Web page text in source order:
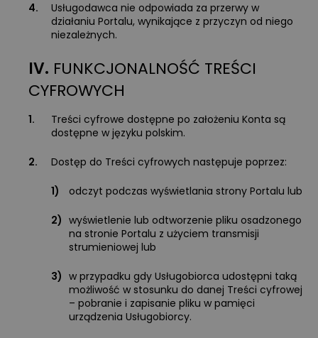
4.
Usługodawca nie odpowiada za przerwy w
działaniu Portalu, wynikające z przyczyn od niego
niezależnych.
IV. FUNKCJONALNOŚĆ TREŚCI
CYFROWYCH
1.
Treści cyfrowe dostępne po założeniu Konta są
dostępne w języku polskim.
2. Dostęp do Treści cyfrowych następuje poprzez:
1) odczyt podczas wyświetlania strony Portalu lub
2) wyświetlenie lub odtworzenie pliku osadzonego
na stronie Portalu z użyciem transmisji
strumieniowej lub
3) w przypadku gdy Usługobiorca udostępni taką
możliwość w stosunku do danej Treści cyfrowej
– pobranie i zapisanie pliku w pamięci
urządzenia Usługobiorcy.